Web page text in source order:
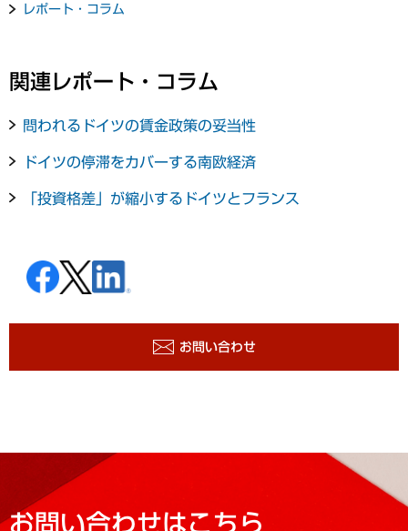
レポート・コラム
関連レポート・コラム
問われるドイツの賃金政策の妥当性
ドイツの停滞をカバーする南欧経済
「投資格差」が縮小するドイツとフランス
お問い合わせ
お問い合わせはこちら